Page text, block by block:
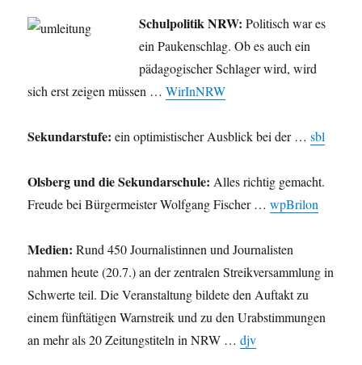
Schulpolitik NRW: Politisch war es
ein Paukenschlag. Ob es auch ein
pädagogischer Schlager wird, wird
sich erst zeigen müssen …WirInNRW
Sekundarstufe: ein optimistischer Ausblick bei der …sbl
Olsberg und die Sekundarschule: Alles richtig gemacht.
Freude bei Bürgermeister Wolfgang Fischer …wpBrilon
Medien: Rund 450 Journalistinnen und Journalisten
nahmen heute (20.7.) an der zentralen Streikversammlung in
Schwerte teil. Die Veranstaltung bildete den Auftakt zu
einem fünftätigen Warnstreik und zu den Urabstimmungen
an mehr als 20 Zeitungstiteln in NRW …djv